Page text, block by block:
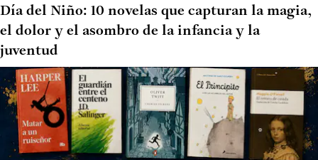
Día del Niño: 10 novelas que capturan la magia,
el dolor y el asombro de la infancia y la
juventud